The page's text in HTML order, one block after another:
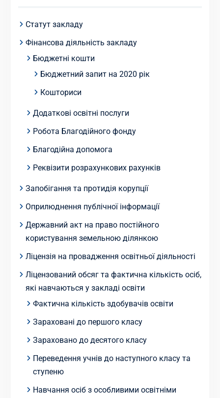
Статут закладу
Фінансова діяльність закладу
Бюджетні кошти
Бюджетний запит на 2020 рік
Кошториси
Додаткові освітні послуги
Робота Благодійного фонду
Благодійна допомога
Реквізити розрахункових рахунків
Запобігання та протидія корупції
Оприлюднення публічної інформації
Державний акт на право постійного
користування земельною ділянкою
Ліцензія на провадження освітньої діяльності
Ліцензований обсяг та фактична кількість осіб,
які навчаються у закладі освіти
Фактична кількість здобувачів освіти
Зараховані до першого класу
Зараховано до десятого класу
Переведення учнів до наступного класу та
ступеню
Навчання осіб з особливими освітніми